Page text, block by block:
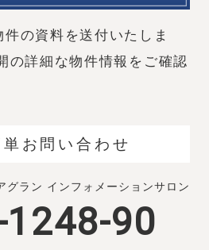
の資料を送付いたしま
の詳細な物件情報をご確認
お問い合わせ
グラン インフォメーションサロン
90